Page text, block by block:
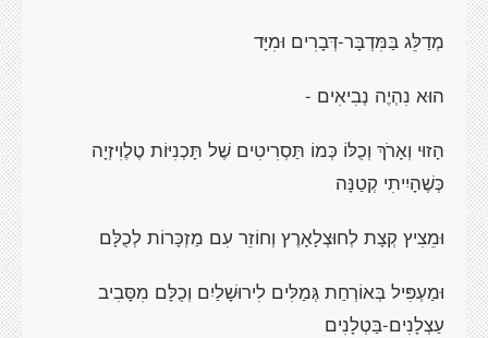
מְדַלֵּג בַּמִּדְבָּר-דְּבָרִים וּמִיָּד
הוּא נִהְיֶה נְבִיאִים -
הָזוּי וְאָרֹךְ וְכֻלּוֹ כְּמוֹ תַּסְרִיטִים שֶׁל תָּכְנִיּוֹת טֶלֶוִיזְיָה
כְּשֶׁהָיִיתִי קְטַנָּה
וּמֵצִיץ קְצָת לְחוּצְלָאָרֶץ וְחוֹזֵר עִם מַזְכָּרוֹת לְכֻלָּם
וּמַעְפִּיל בְּאוֹרְחַת גְּמַלִּים לִירוּשָׁלַיִם וְכֻלָּם מִסָּבִיב
עַצְלָנִים-בַּטְלָנִים